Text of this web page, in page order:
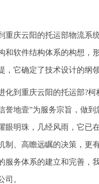
重庆云阳的托运部物流系
和软件结构体系的构想，
，它确定了技术设计的纲
化到重庆云阳的托运部?
誉地壹”为服务宗旨，做
眼明珠，几经风雨，它已
制、高瞻远瞩的决策，更
服务体系的建立和完善，
司。